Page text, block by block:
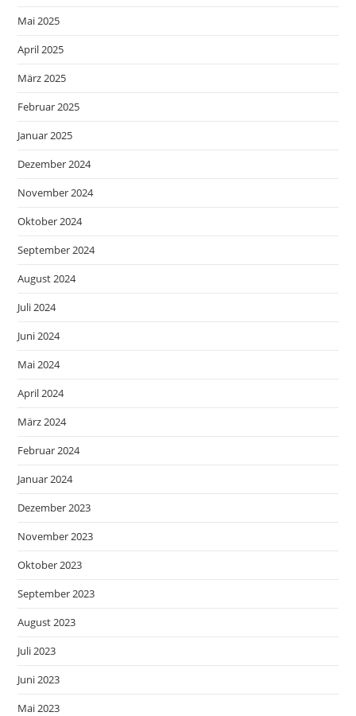
Mai 2025
April 2025
März 2025
Februar 2025
Januar 2025
Dezember 2024
November 2024
Oktober 2024
September 2024
August 2024
Juli 2024
Juni 2024
Mai 2024
April 2024
März 2024
Februar 2024
Januar 2024
Dezember 2023
November 2023
Oktober 2023
September 2023
August 2023
Juli 2023
Juni 2023
Mai 2023